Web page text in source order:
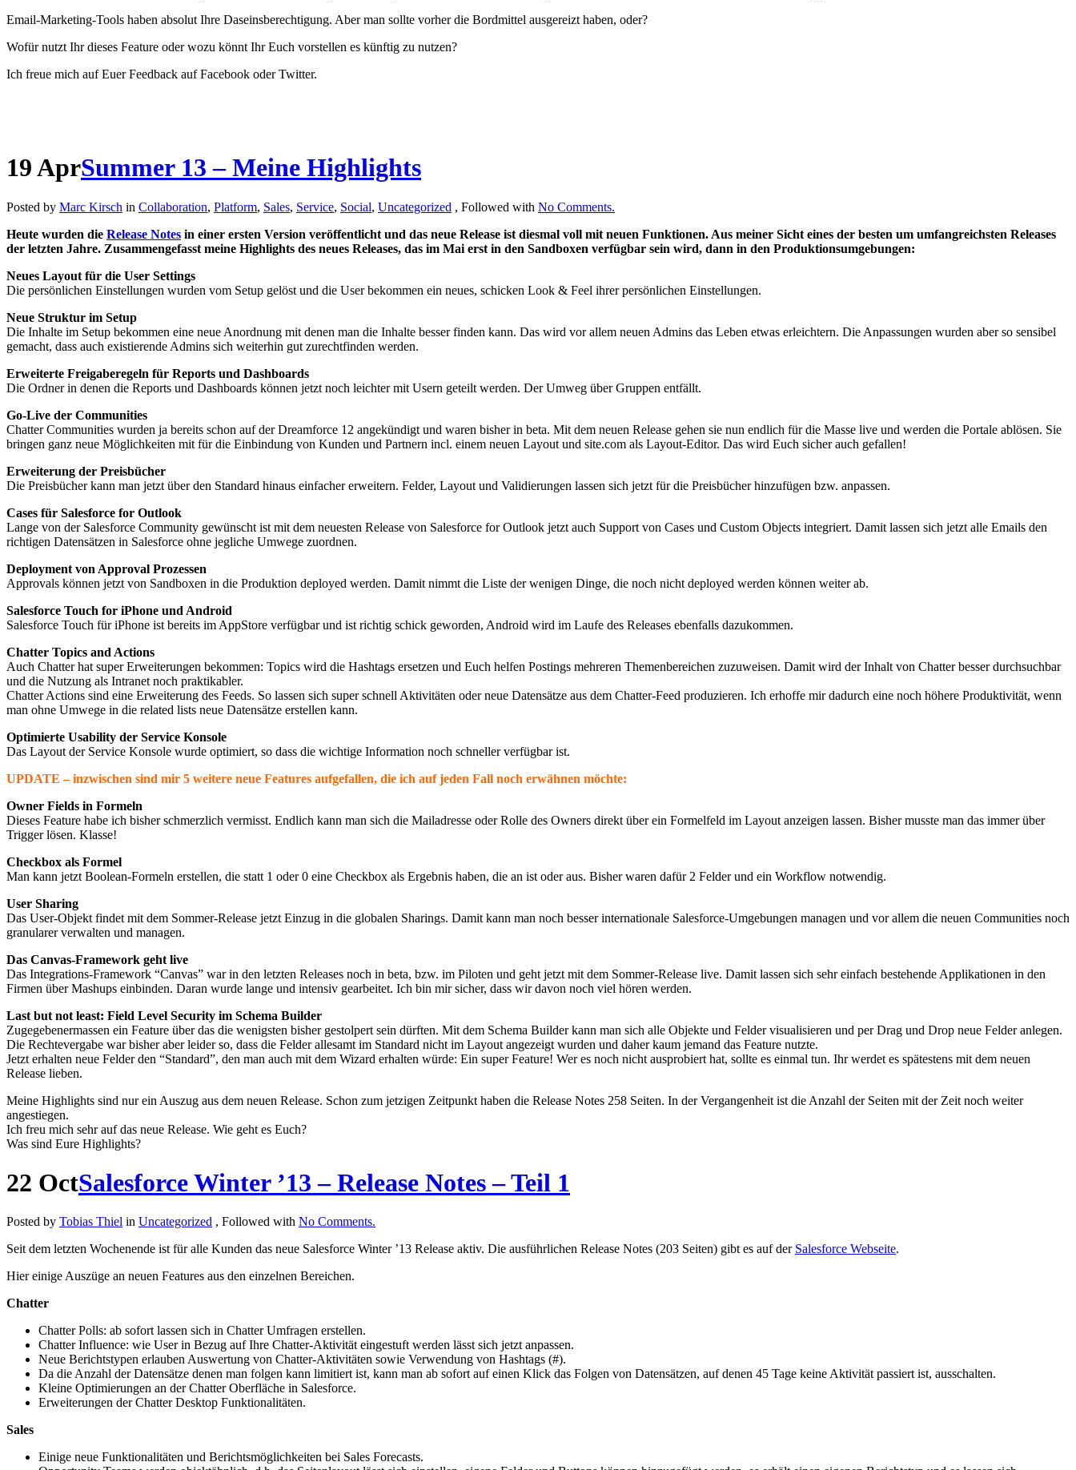
Email-Marketing-Tools haben absolut Ihre Daseinsberechtigung. Aber man sollte vorher die Bordmittel ausgereizt haben, oder?
Wofür nutzt Ihr dieses Feature oder wozu könnt Ihr Euch vorstellen es künftig zu nutzen?
Ich freue mich auf Euer Feedback auf Facebook oder Twitter.
19AprSummer 13 – Meine Highlights
Posted by Marc Kirsch in Collaboration, Platform, Sales, Service, Social, Uncategorized , Followed with No Comments.
Heute wurden die Release Notes in einer ersten Version veröffentlicht und das neue Release ist diesmal voll mit neuen Funktionen. Aus meiner Sicht eines der besten um umfangreichsten Releases
der letzten Jahre. Zusammengefasst meine Highlights des neues Releases, das im Mai erst in den Sandboxen verfügbar sein wird, dann in den Produktionsumgebungen:
Neues Layout für die User Settings
Die persönlichen Einstellungen wurden vom Setup gelöst und die User bekommen ein neues, schicken Look & Feel ihrer persönlichen Einstellungen.
Neue Struktur im Setup
Die Inhalte im Setup bekommen eine neue Anordnung mit denen man die Inhalte besser finden kann. Das wird vor allem neuen Admins das Leben etwas erleichtern. Die Anpassungen wurden aber so sensibel
gemacht, dass auch existierende Admins sich weiterhin gut zurechtfinden werden.
Erweiterte Freigaberegeln für Reports und Dashboards
Die Ordner in denen die Reports und Dashboards können jetzt noch leichter mit Usern geteilt werden. Der Umweg über Gruppen entfällt.
Go-Live der Communities
Chatter Communities wurden ja bereits schon auf der Dreamforce 12 angekündigt und waren bisher in beta. Mit dem neuen Release gehen sie nun endlich für die Masse live und werden die Portale ablösen. Sie
bringen ganz neue Möglichkeiten mit für die Einbindung von Kunden und Partnern incl. einem neuen Layout und site.com als Layout-Editor. Das wird Euch sicher auch gefallen!
Erweiterung der Preisbücher
Die Preisbücher kann man jetzt über den Standard hinaus einfacher erweitern. Felder, Layout und Validierungen lassen sich jetzt für die Preisbücher hinzufügen bzw. anpassen.
Cases für Salesforce for Outlook
Lange von der Salesforce Community gewünscht ist mit dem neuesten Release von Salesforce for Outlook jetzt auch Support von Cases und Custom Objects integriert. Damit lassen sich jetzt alle Emails den
richtigen Datensätzen in Salesforce ohne jegliche Umwege zuordnen.
Deployment von Approval Prozessen
Approvals können jetzt von Sandboxen in die Produktion deployed werden. Damit nimmt die Liste der wenigen Dinge, die noch nicht deployed werden können weiter ab.
Salesforce Touch for iPhone und Android
Salesforce Touch für iPhone ist bereits im AppStore verfügbar und ist richtig schick geworden, Android wird im Laufe des Releases ebenfalls dazukommen.
Chatter Topics and Actions
Auch Chatter hat super Erweiterungen bekommen: Topics wird die Hashtags ersetzen und Euch helfen Postings mehreren Themenbereichen zuzuweisen. Damit wird der Inhalt von Chatter besser durchsuchbar
und die Nutzung als Intranet noch praktikabler.
Chatter Actions sind eine Erweiterung des Feeds. So lassen sich super schnell Aktivitäten oder neue Datensätze aus dem Chatter-Feed produzieren. Ich erhoffe mir dadurch eine noch höhere Produktivität, wenn
man ohne Umwege in die related lists neue Datensätze erstellen kann.
Optimierte Usability der Service Konsole
Das Layout der Service Konsole wurde optimiert, so dass die wichtige Information noch schneller verfügbar ist.
UPDATE – inzwischen sind mir 5 weitere neue Features aufgefallen, die ich auf jeden Fall noch erwähnen möchte:
Owner Fields in Formeln
Dieses Feature habe ich bisher schmerzlich vermisst. Endlich kann man sich die Mailadresse oder Rolle des Owners direkt über ein Formelfeld im Layout anzeigen lassen. Bisher musste man das immer über
Trigger lösen. Klasse!
Checkbox als Formel
Man kann jetzt Boolean-Formeln erstellen, die statt 1 oder 0 eine Checkbox als Ergebnis haben, die an ist oder aus. Bisher waren dafür 2 Felder und ein Workflow notwendig.
User Sharing
Das User-Objekt findet mit dem Sommer-Release jetzt Einzug in die globalen Sharings. Damit kann man noch besser internationale Salesforce-Umgebungen managen und vor allem die neuen Communities noch
granularer verwalten und managen.
Das Canvas-Framework geht live
Das Integrations-Framework “Canvas” war in den letzten Releases noch in beta, bzw. im Piloten und geht jetzt mit dem Sommer-Release live. Damit lassen sich sehr einfach bestehende Applikationen in den
Firmen über Mashups einbinden. Daran wurde lange und intensiv gearbeitet. Ich bin mir sicher, dass wir davon noch viel hören werden.
Last but not least: Field Level Security im Schema Builder
Zugegebenermassen ein Feature über das die wenigsten bisher gestolpert sein dürften. Mit dem Schema Builder kann man sich alle Objekte und Felder visualisieren und per Drag und Drop neue Felder anlegen.
Die Rechtevergabe war bisher aber leider so, dass die Felder allesamt im Standard nicht im Layout angezeigt wurden und daher kaum jemand das Feature nutzte.
Jetzt erhalten neue Felder den “Standard”, den man auch mit dem Wizard erhalten würde: Ein super Feature! Wer es noch nicht ausprobiert hat, sollte es einmal tun. Ihr werdet es spätestens mit dem neuen
Release lieben.
Meine Highlights sind nur ein Auszug aus dem neuen Release. Schon zum jetzigen Zeitpunkt haben die Release Notes 258 Seiten. In der Vergangenheit ist die Anzahl der Seiten mit der Zeit noch weiter
angestiegen.
Ich freu mich sehr auf das neue Release. Wie geht es Euch?
Was sind Eure Highlights?
22 OctSalesforce Winter ’13 – Release Notes – Teil 1
Posted by Tobias Thiel in Uncategorized , Followed with No Comments.
Seit dem letzten Wochenende ist für alle Kunden das neue Salesforce Winter ’13 Release aktiv. Die ausführlichen Release Notes (203 Seiten) gibt es auf der Salesforce Webseite.
Hier einige Auszüge an neuen Features aus den einzelnen Bereichen.
Chatter
Chatter Polls: ab sofort lassen sich in Chatter Umfragen erstellen.
Chatter Influence: wie User in Bezug auf Ihre Chatter-Aktivität eingestuft werden lässt sich jetzt anpassen.
Neue Berichtstypen erlauben Auswertung von Chatter-Aktivitäten sowie Verwendung von Hashtags (#).
Da die Anzahl der Datensätze denen man folgen kann limitiert ist, kann man ab sofort auf einen Klick das Folgen von Datensätzen, auf denen 45 Tage keine Aktivität passiert ist, ausschalten.
Kleine Optimierungen an der Chatter Oberfläche in Salesforce.
Erweiterungen der Chatter Desktop Funktionalitäten.
Sales
Einige neue Funktionalitäten und Berichtsmöglichkeiten bei Sales Forecasts.